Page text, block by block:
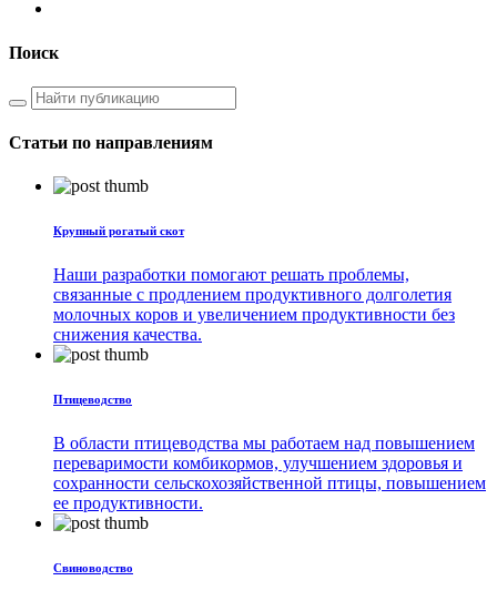
Поиск
Статьи по направлениям
Крупный рогатый скот
Наши разработки помогают решать проблемы,
связанные с продлением продуктивного долголетия
молочных коров и увеличением продуктивности без
снижения качества.
Птицеводство
В области птицеводства мы работаем над повышением
переваримости комбикормов, улучшением здоровья и
сохранности сельскохозяйственной птицы, повышением
ее продуктивности.
Свиноводство